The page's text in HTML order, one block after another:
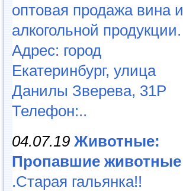
оптовая продажа вина и
алкогольной продукции.
Адрес: город
Екатеринбург, улица
Данилы Зверева, 31Р
Телефон:..
04.07.19 Животные:
Пропавшие животные
.Старая гальянка!!